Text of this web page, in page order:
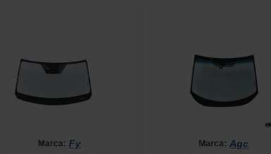
Marca: Fy Marca: Agc